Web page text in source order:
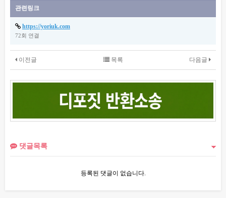
관련링크
https://yoriuk.com
72회 연결
이전글 다음글
목록
댓글목록
등록된 댓글이 없습니다.